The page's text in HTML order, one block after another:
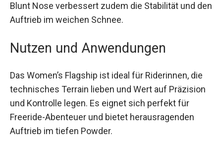
die Stabilität und den Auftrieb im weichen
Schnee.
Nutzen und Anwendungen
Das Women’s Flagship ist ideal für Riderinnen, die
technisches Terrain lieben und Wert auf
Präzision und Kontrolle legen. Es eignet sich
perfekt für Freeride-Abenteuer und bietet
herausragenden Auftrieb im tiefen Powder.